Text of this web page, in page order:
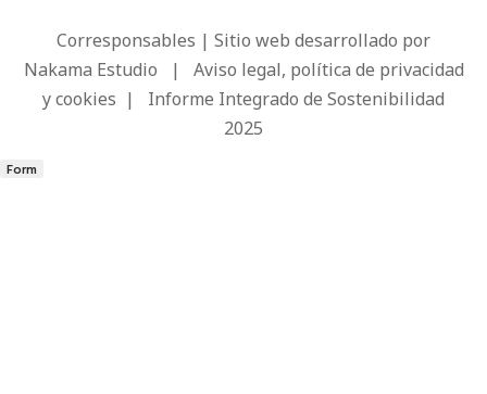
Corresponsables | Sitio web desarrollado por
Nakama Estudio | Aviso legal, política de privacidad
y cookies | Informe Integrado de Sostenibilidad
2025
Form